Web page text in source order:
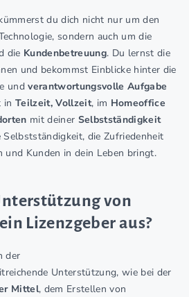
du dich nicht nur um den
sondern auch um die
die Kundenbetreuung. Du lernst die
und bekommst Einblicke hinter die
undverantwortungsvolle Aufgabe
inTeilzeit, Vollzeit, im Homeoffice
mit deiner Selbstständigkeit
Selbstständigkeit, die Zufriedenheit
und Kunden in dein Leben bringt.
von
Lizenzgeber aus?
der
Unterstützung, wie bei der
Mittel, dem Erstellen von